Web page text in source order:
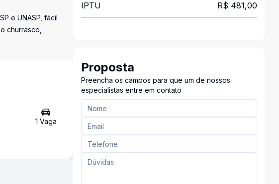
e UNASP, fácil
churrasco,
1 Vaga
IPTU R$ 481,00
Proposta
Preencha os campos para que um de nossos
especialistas entre em contato